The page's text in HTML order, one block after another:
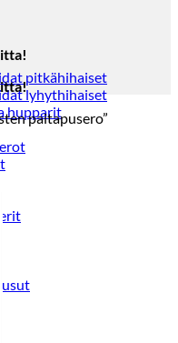
pitkähihaiset
lyhythihaiset
hupparit
paitapusero”